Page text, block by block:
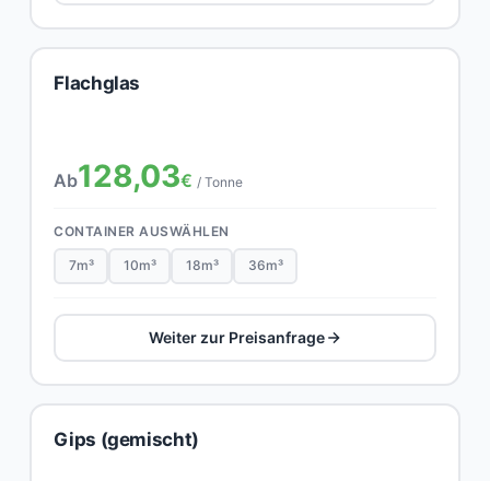
Flachglas
Ab128,03€ / Tonne
CONTAINER AUSWÄHLEN
7m³ 10m³ 18m³ 36m³
Weiter zur Preisanfrage
Gips (gemischt)